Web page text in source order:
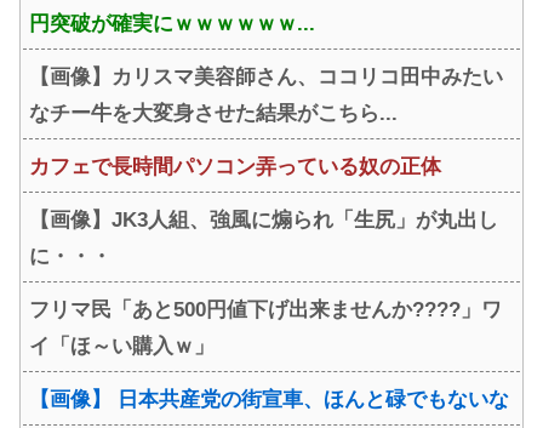
円突破が確実にｗｗｗｗｗｗ...
【画像】カリスマ美容師さん、ココリコ田中みたい
なチー牛を大変身させた結果がこちら...
カフェで長時間パソコン弄っている奴の正体
【画像】JK3人組、強風に煽られ「生尻」が丸出し
に・・・
フリマ民「あと500円値下げ出来ませんか????」ワ
イ「ほ～い購入ｗ」
【画像】 日本共産党の街宣車、ほんと碌でもないな